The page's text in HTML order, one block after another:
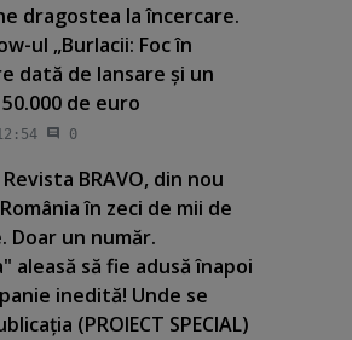
dragostea la încercare.
ul „Burlacii: Foc în
dată de lansare şi un
de euro
0
BRAVO, din nou
în zeci de mii de
Doar un număr.
aleasă să fie adusă înapoi
inedită! Unde se
(PROIECT SPECIAL)